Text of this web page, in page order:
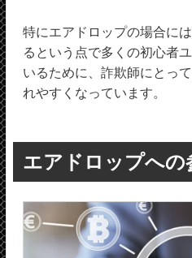
特にエアドロップの場合に
るという点で多くの初心者
いるために、詐欺師にとっ
れやすくなっています。
エアドロップへの